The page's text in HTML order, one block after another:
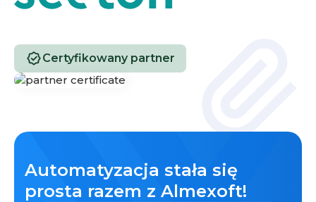
Certyfikowany partner
Automatyzacja stała się
prosta razem z Almexoft!